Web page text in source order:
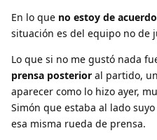
En lo que no estoy de
situación es del equipo no de
Lo que si no me gustó nada
prensa posterior al partido,
aparecer como lo hizo ayer,
Simón que estaba al lado
esa misma rueda de prensa.